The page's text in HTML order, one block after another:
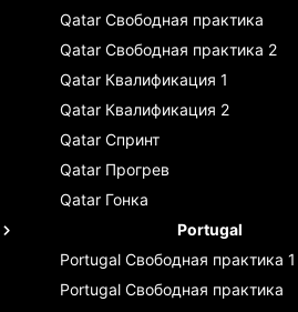
Qatar Свободная практика
Qatar Свободная практика 2
Qatar Квалификация 1
Qatar Квалификация 2
Qatar Спринт
Qatar Прогрев
Qatar Гонка
Portugal
Portugal Свободная практика 1
Portugal Свободная практика